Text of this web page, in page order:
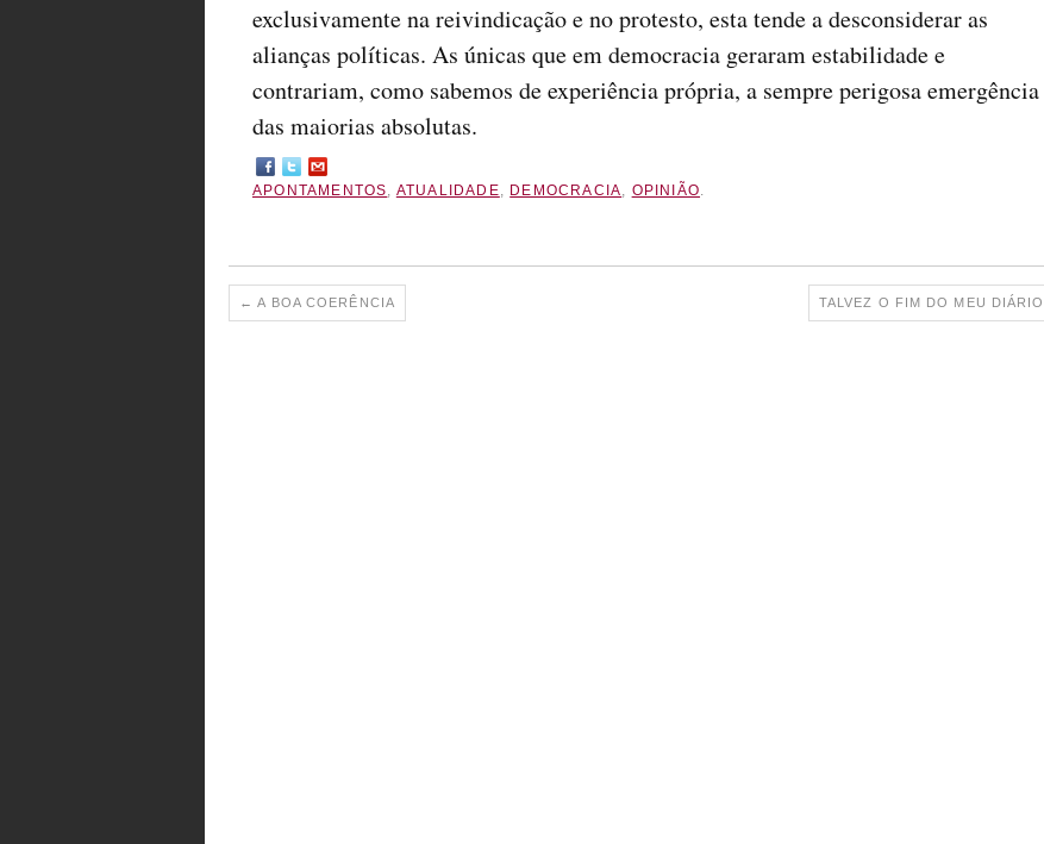
exclusivamente na reivindicação e no protesto, esta tende a desconsiderar as
alianças políticas. As únicas que em democracia geraram estabilidade e
contrariam, como sabemos de experiência própria, a sempre perigosa emergência
das maiorias absolutas.
APONTAMENTOS, ATUALIDADE, DEMOCRACIA, OPINIÃO.
← A BOA COERÊNCIA TALVEZ O FIM DO MEU DIÁRIO